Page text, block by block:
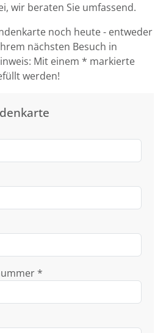
wir beraten Sie umfassend.
noch heute - entweder
nächsten Besuch in
Mit einem * markierte
werden!
*